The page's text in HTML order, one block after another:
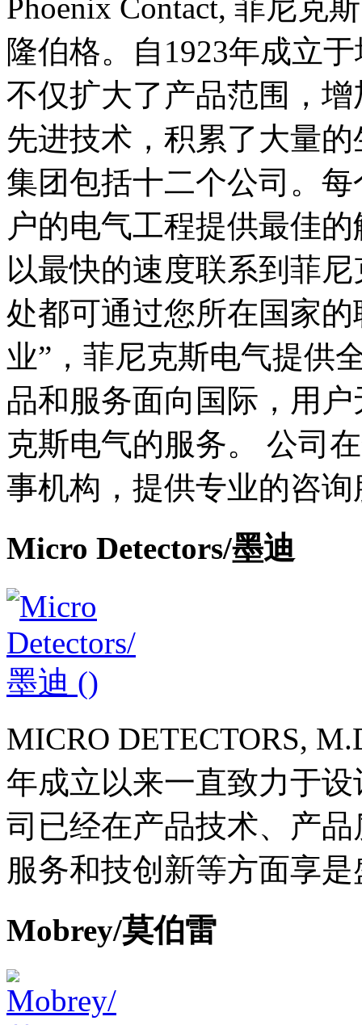
Phoenix Contact, 菲尼克
隆伯格。自1923年成立
不仅扩大了产品范围，
先进技术，积累了大量
集团包括十二个公司。
户的电气工程提供最佳
以最快的速度联系到菲
处都可通过您所在国家
业”，菲尼克斯电气提供
品和服务面向国际，用
克斯电气的服务。 公司
事机构，提供专业的咨
Micro Detectors/墨迪
MICRO DETECTORS,
年成立以来一直致力于
司已经在产品技术、产
服务和技创新等方面享
Mobrey/莫伯雷